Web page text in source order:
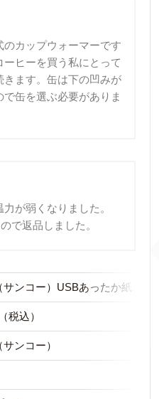
カップウォーマーです
ヒーを買う私にとって
ます。缶は下の凹みが
缶を選ぶ必要がありま
が弱くなりました。
で返品しました。
サンコー）USBあったか紙コッ
税込）
ンコー）